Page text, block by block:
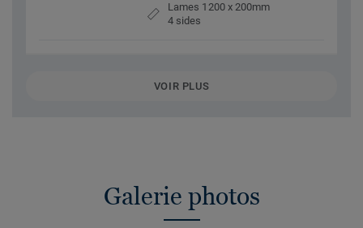
Lames 1200 x 200mm
4 sides
VOIR PLUS
Galerie photos